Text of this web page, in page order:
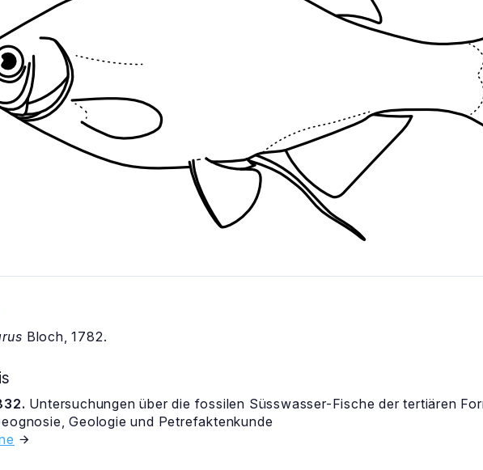
Bloch, 1782.
Untersuchungen über die fossilen Süsswasser-Fische der tertiären
Geologie und Petrefaktenkunde